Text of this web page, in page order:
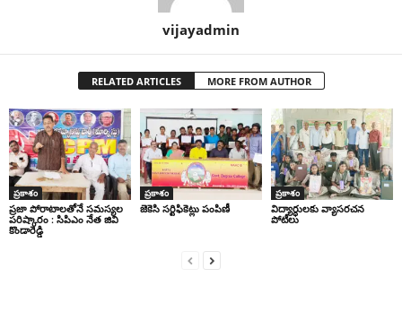
vijayadmin
RELATED ARTICLES MORE FROM AUTHOR
ప్రకాశం
ప్రజా పోరాటాలతోనే సమస్యల
పరిష్కారం : సిపిఎం నేత జివి
కొండారెడ్డి
ప్రకాశం
జెకెసి సర్టిఫికెట్లు పంపిణీ
ప్రకాశం
విద్యార్ధులకు వ్యాసరచన
పోటీలు